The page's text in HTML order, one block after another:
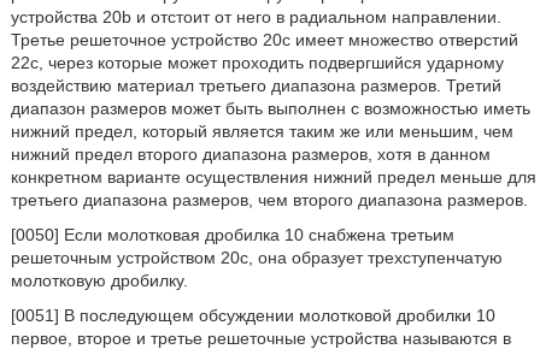
устройства 20b и отстоит от него в радиальном направлении.
Третье решеточное устройство 20c имеет множество отверстий
22c, через которые может проходить подвергшийся ударному
воздействию материал третьего диапазона размеров. Третий
диапазон размеров может быть выполнен с возможностью иметь
нижний предел, который является таким же или меньшим, чем
нижний предел второго диапазона размеров, хотя в данном
конкретном варианте осуществления нижний предел меньше для
третьего диапазона размеров, чем второго диапазона размеров.
[0050] Если молотковая дробилка 10 снабжена третьим
решеточным устройством 20c, она образует трехступенчатую
молотковую дробилку.
[0051] В последующем обсуждении молотковой дробилки 10
первое, второе и третье решеточные устройства называются в